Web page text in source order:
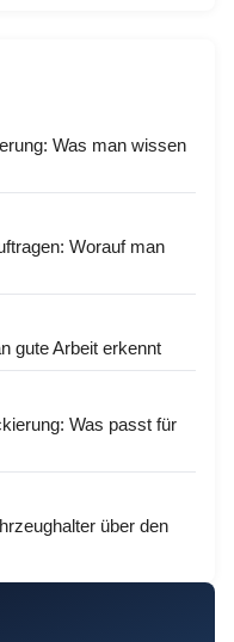
Was man wissen
Worauf man
gute Arbeit erkennt
Was passt für
über den